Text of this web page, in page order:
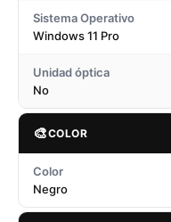
Sistema Operativo
Windows 11 Pro
Unidad óptica
No
🎨COLOR
Color
Negro